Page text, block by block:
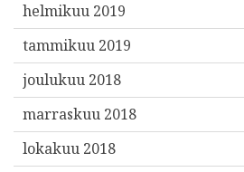
helmikuu 2019
tammikuu 2019
joulukuu 2018
marraskuu 2018
lokakuu 2018